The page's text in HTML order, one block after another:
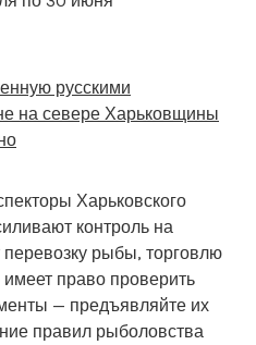
русскими
на севере Харьковщины
Харьковского
контроль на
рыбы, торговлю
право проверить
— предъявляйте их
правил рыболовства